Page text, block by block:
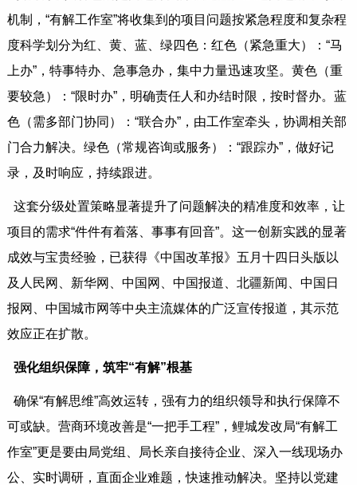
机制，“有解工作室”将收集到的项目问题按紧急程度和复杂程
度科学划分为红、黄、蓝、绿四色：红色（紧急重大）：“马
上办”，特事特办、急事急办，集中力量迅速攻坚。黄色（重
要较急）：“限时办”，明确责任人和办结时限，按时督办。蓝
色（需多部门协同）：“联合办”，由工作室牵头，协调相关部
门合力解决。绿色（常规咨询或服务）：“跟踪办”，做好记
录，及时响应，持续跟进。
这套分级处置策略显著提升了问题解决的精准度和效率，让
项目的需求“件件有着落、事事有回音”。这一创新实践的显著
成效与宝贵经验，已获得《中国改革报》五月十四日头版以
及人民网、新华网、中国网、中国报道、北疆新闻、中国日
报网、中国城市网等中央主流媒体的广泛宣传报道，其示范
效应正在扩散。
强化组织保障，筑牢“有解”根基
确保“有解思维”高效运转，强有力的组织领导和执行保障不
可或缺。营商环境改善是“一把手工程”，鲤城发改局“有解工
作室”更是要由局党组、局长亲自接待企业、深入一线现场办
公、实时调研，直面企业难题，快速推动解决。坚持以党建